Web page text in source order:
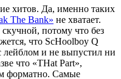
хитов. Да, именно таких
The Bank» не хватает.
потому что без
что ScHoolboy Q
лейблом и не выпустил ни
что «THat Part»,
форматно. Самые